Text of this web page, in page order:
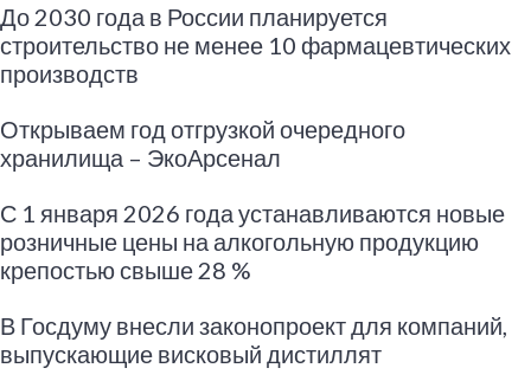
До 2030 года в России планируется
строительство не менее 10 фармацевтических
производств
Открываем год отгрузкой очередного
хранилища – ЭкоАрсенал
С 1 января 2026 года устанавливаются новые
розничные цены на алкогольную продукцию
крепостью свыше 28 %
В Госдуму внесли законопроект для компаний,
выпускающие висковый дистиллят